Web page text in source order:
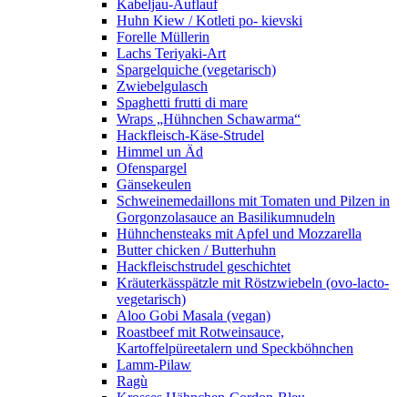
Kabeljau-Auflauf
Huhn Kiew / Kotleti po- kievski
Forelle Müllerin
Lachs Teriyaki-Art
Spargelquiche (vegetarisch)
Zwiebelgulasch
Spaghetti frutti di mare
Wraps „Hühnchen Schawarma“
Hackfleisch-Käse-Strudel
Himmel un Äd
Ofenspargel
Gänsekeulen
Schweinemedaillons mit Tomaten und Pilzen in
Gorgonzolasauce an Basilikumnudeln
Hühnchensteaks mit Apfel und Mozzarella
Butter chicken / Butterhuhn
Hackfleischstrudel geschichtet
Kräuterkässpätzle mit Röstzwiebeln (ovo-lacto-
vegetarisch)
Aloo Gobi Masala (vegan)
Roastbeef mit Rotweinsauce,
Kartoffelpüreetalern und Speckböhnchen
Lamm-Pilaw
Ragù